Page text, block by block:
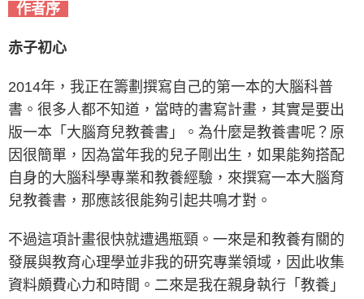
作者序
赤子初心
2014年，我正在籌劃撰寫自己的第一本的大腦科普
書。很多人都不知道，當時的書寫計畫，其實是要出
版一本「大腦育兒教養書」。為什麼是教養書呢？原
因很簡單，因為當年我的兒子剛出生，如果能夠搭配
自身的大腦科學專業和教養經驗，來撰寫一本大腦育
兒教養書，那應該很能夠引起共鳴才對。
不過這項計畫很快就遭遇瓶頸。一來是和教養有關的
發展與教育心理學並非我的研究專業領域，因此收集
資料頗費心力和時間。二來是我在親身執行「教養」